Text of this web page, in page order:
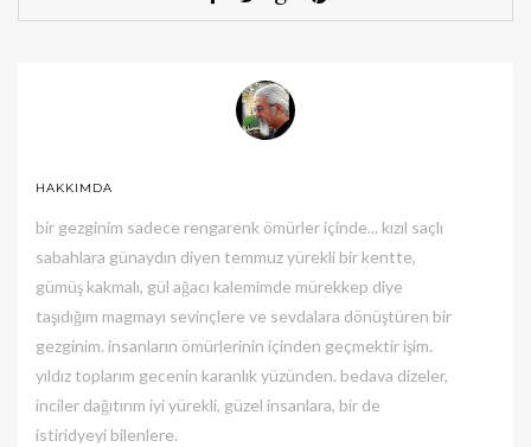
HAKKIMDA
bir gezginim sadece rengarenk ömürler içinde... kızıl saçlı
sabahlara günaydın diyen temmuz yürekli bir kentte,
gümüş kakmalı, gül ağacı kalemimde mürekkep diye
taşıdığım magmayı sevinçlere ve sevdalara dönüştüren bir
gezginim. insanların ömürlerinin içinden geçmektir işim.
yıldız toplarım gecenin karanlık yüzünden. bedava dizeler,
inciler dağıtırım iyi yürekli, güzel insanlara, bir de
istiridyeyi bilenlere.